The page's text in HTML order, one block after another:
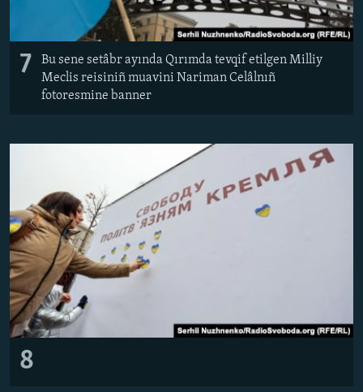
7
Bu sene setâbr ayında Qırımda tevqif etilgen Milliy
Meclis reisiniñ muavini Nariman Celâlnıñ
fotoresmine banner
8